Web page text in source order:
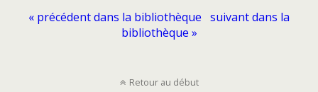
« précédent dans la bibliothèque suivant dans la
bibliothèque »
Retour au début